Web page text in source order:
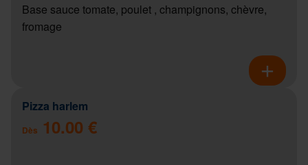
Base sauce tomate, poulet , champignons, chèvre,
fromage
Pizza harlem
Dès 10.00 €